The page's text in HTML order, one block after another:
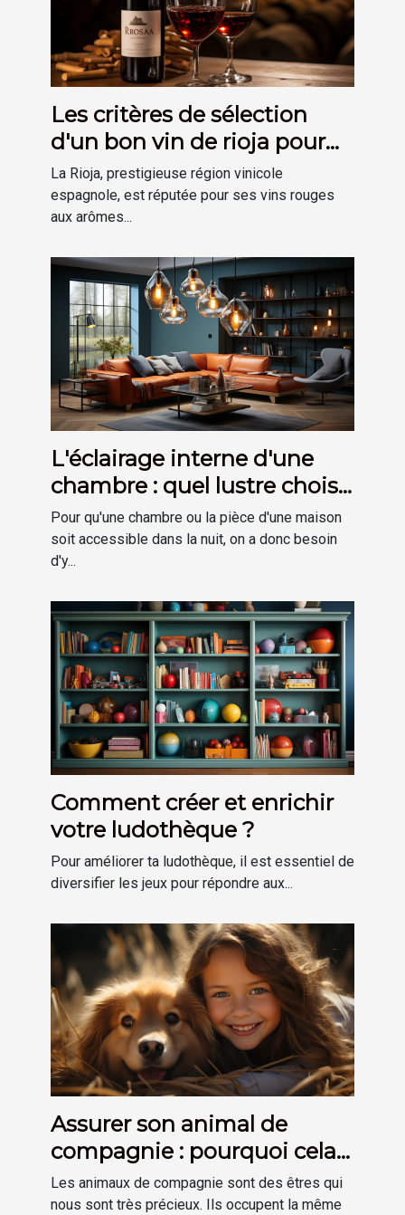
Les critères de sélection
d'un bon vin de rioja pour
votre cave
La Rioja, prestigieuse région vinicole
espagnole, est réputée pour ses vins rouges
aux arômes...
L'éclairage interne d'une
chambre : quel lustre choisir
?
Pour qu'une chambre ou la pièce d'une maison
soit accessible dans la nuit, on a donc besoin
d'y...
Comment créer et enrichir
votre ludothèque ?
Pour améliorer ta ludothèque, il est essentiel de
diversifier les jeux pour répondre aux...
Assurer son animal de
compagnie : pourquoi cela
est-il important ?
Les animaux de compagnie sont des êtres qui
nous sont très précieux. Ils occupent la même